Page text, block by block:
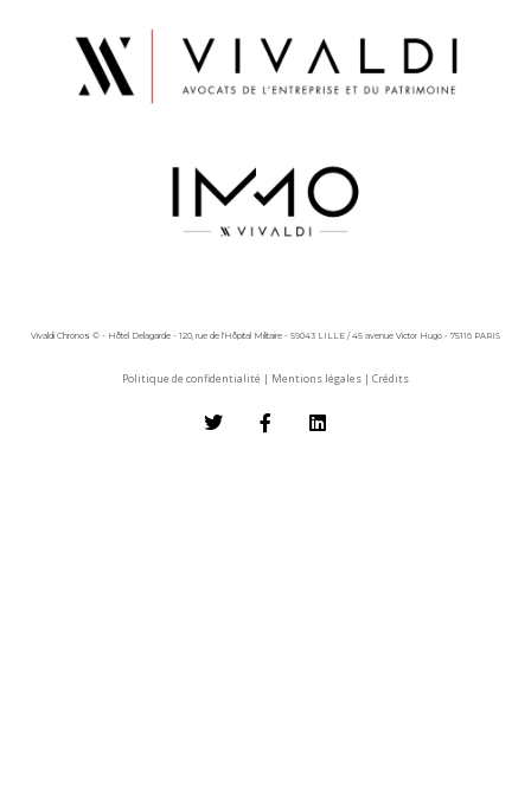
Vivaldi Chronos © - Hôtel Delagarde - 120, rue de l'Hôpital Militaire - 59043 LILLE / 45 avenue Victor Hugo - 75116 PARIS
Politique de confidentialité | Mentions légales | Crédits